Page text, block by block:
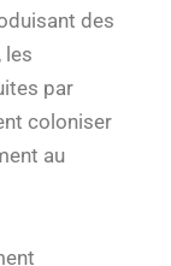
des
les
par
coloniser
au